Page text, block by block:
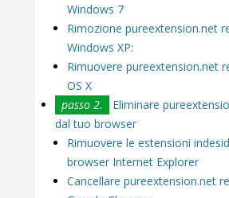
Windows 7
Rimozione pureextension.net
Windows XP:
Rimuovere pureextension.net
OS X
passo 2.
Eliminare
dal tuo browser
Rimuovere le estensioni
browser Internet Explorer
Cancellare pureextension.net